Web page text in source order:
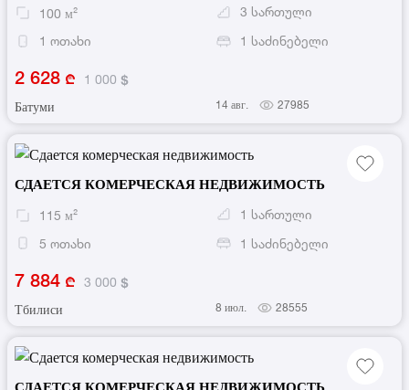
100 м² 3 სართული
1 ოთახი 1 საძინებელი
2 628
1 000
Батуми
14 авг. 27985
СДАЕТСЯ КОМЕРЧЕСКАЯ НЕДВИЖИМОСТЬ
115 м² 1 სართული
5 ოთახი 1 საძინებელი
7 884
3 000
Тбилиси
8 июл. 28555
СДАЕТСЯ КОМЕРЧЕСКАЯ НЕДВИЖИМОСТЬ